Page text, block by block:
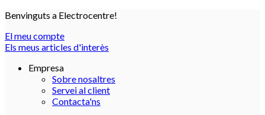
Benvinguts a Electrocentre!
El meu compte
Els meus articles d'interès
Empresa
Sobre nosaltres
Servei al client
Contacta'ns